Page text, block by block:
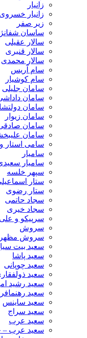
زانیار
زانیار خسروی
زیر صفر
ساسان
سالار عقیلی
سالار قنبری
سالار محمدی
سام آریس
سام کوشیار
سامان جلیلی
سامان
سامان
سامان زیوار
سامان
سامان
سامی استار
سامیار
سامیار
سپهر خلسه
ستار
ستار رضوی
سجاد حاتمی
سجاد خیری
سرپیکو و
سروش
سروش
سعید بیت
سعید پاشا
سعید چوپانی
سعید
سعید رشید
سعید رهنمافر
سعید ساینس
سعید سراج
سعید عرب
سعید عرب –